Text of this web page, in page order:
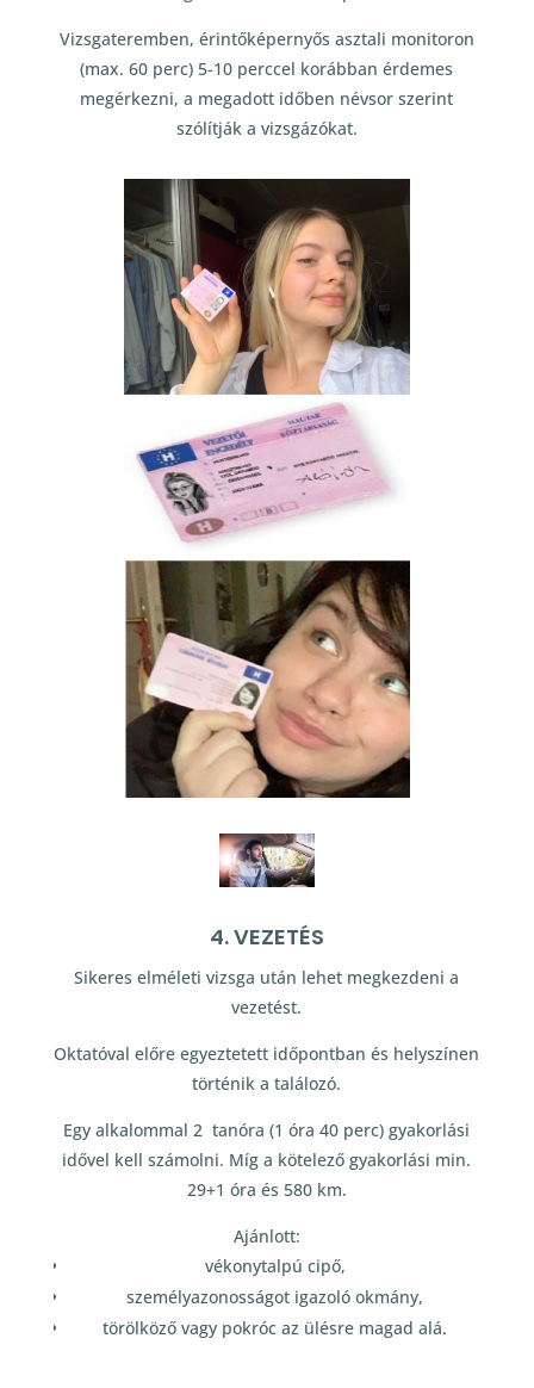
Vizsgateremben, érintőképernyős asztali monitoron
(max. 60 perc) 5-10 perccel korábban érdemes
megérkezni, a megadott időben névsor szerint
szólítják a vizsgázókat.
4. VEZETÉS
Sikeres elméleti vizsga után lehet megkezdeni a
vezetést.
Oktatóval előre egyeztetett időpontban és helyszínen
történik a találozó.
Egy alkalommal 2 tanóra (1 óra 40 perc) gyakorlási
idővel kell számolni. Míg a kötelező gyakorlási min.
29+1 óra és 580 km.
Ajánlott:
vékonytalpú cipő,
személyazonosságot igazoló okmány,
törölköző vagy pokróc az ülésre magad alá.